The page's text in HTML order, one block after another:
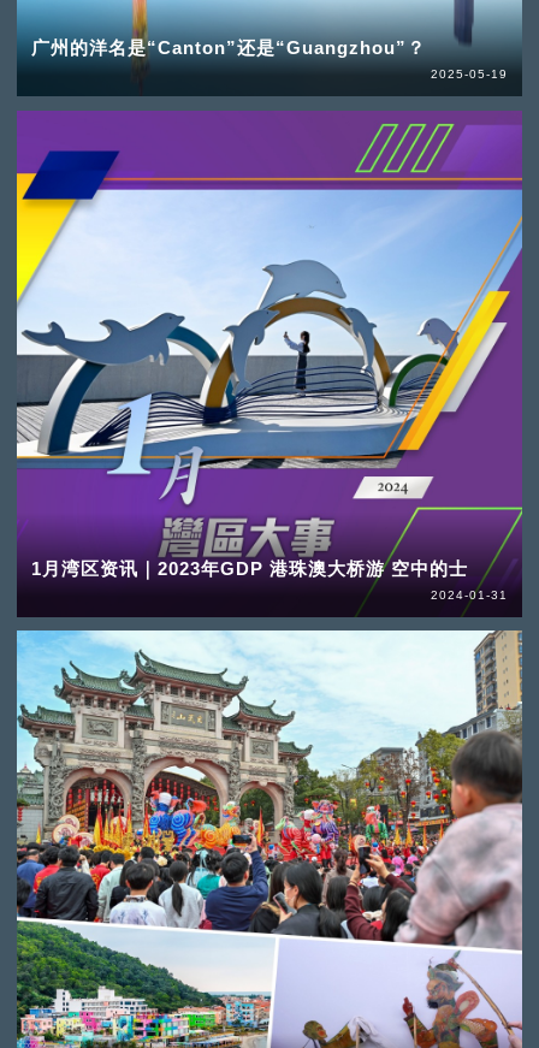
广州的洋名是“Canton”还是“Guangzhou”？
2025-05-19
1月湾区资讯｜2023年GDP 港珠澳大桥游 空中的士
2024-01-31